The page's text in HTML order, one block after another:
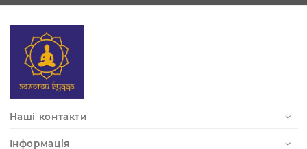
Техніка каліграфії
Робота з каліграфічними інструментами вимагає
важливо правильно тримати перо або пензель,
контролювати натиск та кут нахилу. Від цих факторів
залежить товщина лінії, ритм письма й естетика